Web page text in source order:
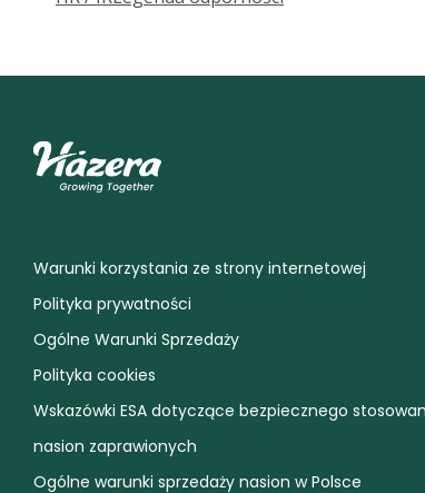
Warunki korzystania ze strony internetowej
Polityka prywatności
Ogólne Warunki Sprzedaży
Polityka cookies
Wskazówki ESA dotyczące bezpiecznego
nasion zaprawionych
Ogólne warunki sprzedaży nasion w Polsce